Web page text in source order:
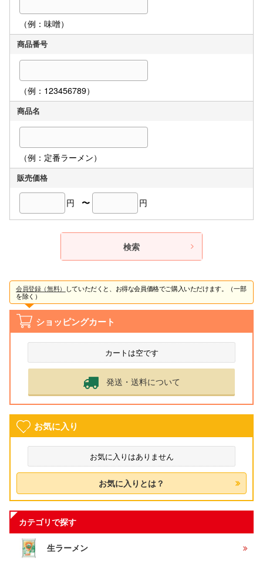
（例：味噌）
商品番号
（例：123456789）
商品名
（例：定番ラーメン）
販売価格
円 〜 円
会員登録（無料） していただくと、お得な会員価格でご購入いただけます。（一部
を除く）
ショッピングカート
カートは空です
発送・送料について
お気に入り
お気に入りはありません
お気に入りとは？
カテゴリで探す
生ラーメン